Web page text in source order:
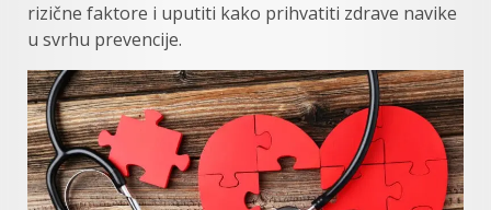
rizične faktore i uputiti kako prihvatiti zdrave navike
u svrhu prevencije.